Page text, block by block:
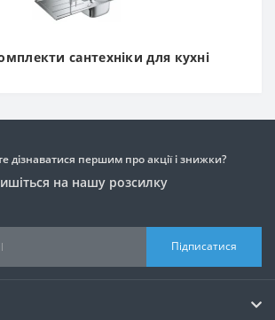
сантехніки для кухні
дізнаватися першим про акції і знижки?
на нашу розсилку
Підписатися